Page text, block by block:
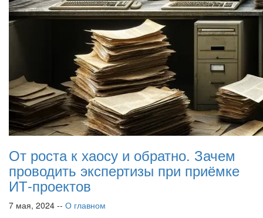
От роста к хаосу и обратно. Зачем
проводить экспертизы при приёмке
ИТ-проектов
7 мая, 2024 -- О главном